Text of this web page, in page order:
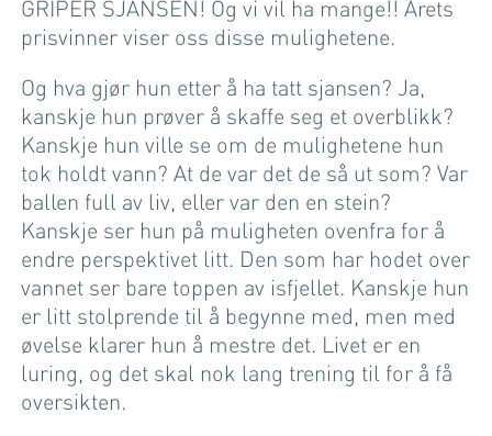
GRIPER SJANSEN! Og vi vil ha mange!! Årets
prisvinner viser oss disse mulighetene.
Og hva gjør hun etter å ha tatt sjansen? Ja,
kanskje hun prøver å skaffe seg et overblikk?
Kanskje hun ville se om de mulighetene hun
tok holdt vann? At de var det de så ut som? Var
ballen full av liv, eller var den en stein?
Kanskje ser hun på muligheten ovenfra for å
endre perspektivet litt. Den som har hodet over
vannet ser bare toppen av isfjellet. Kanskje hun
er litt stolprende til å begynne med, men med
øvelse klarer hun å mestre det. Livet er en
luring, og det skal nok lang trening til for å få
oversikten.